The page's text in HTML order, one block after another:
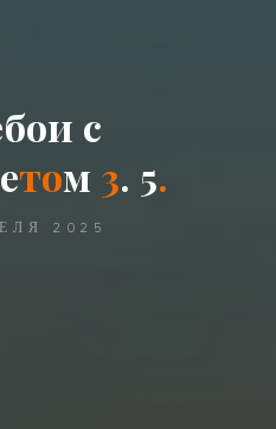
бои с
етом 3. 5.
2025